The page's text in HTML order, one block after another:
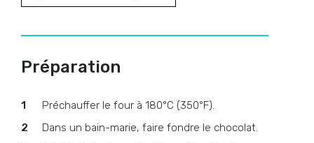
Préparation
Préchauffer le four à 180°C (350°F).
Dans un bain-marie, faire fondre le chocolat.